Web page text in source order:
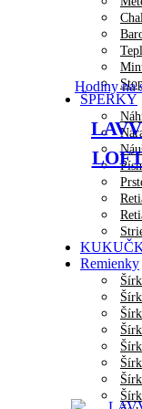
ŠPERKY
Remienky
Hodiny na